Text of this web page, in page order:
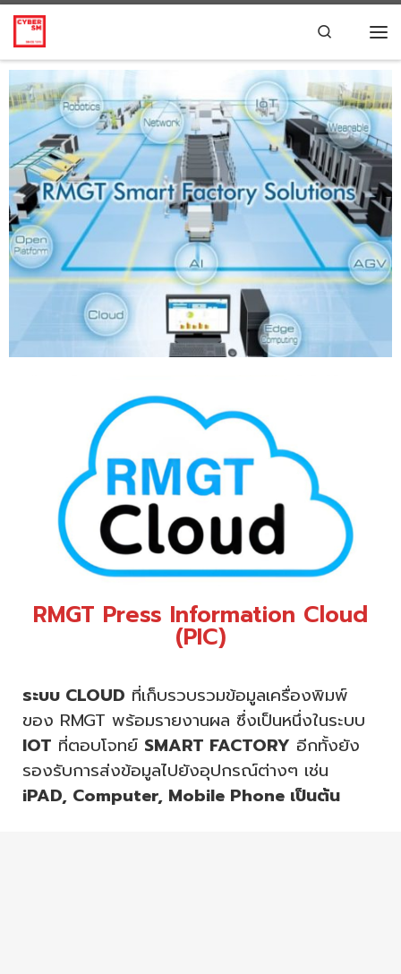
Skip to content Search
RMGT Press Information Cloud
(PIC)
ระบบ CLOUD ที่เก็บรวบรวมข้อมูลเครื่องพิมพ์
ของ RMGT พร้อมรายงานผล ซึ่งเป็นหนึ่งในระบบ
IOT ที่ตอบโจทย์ SMART FACTORY อีกทั้งยัง
รองรับการส่งข้อมูลไปยังอุปกรณ์ต่างๆ เช่น
iPAD, Computer, Mobile Phone เป็นต้น